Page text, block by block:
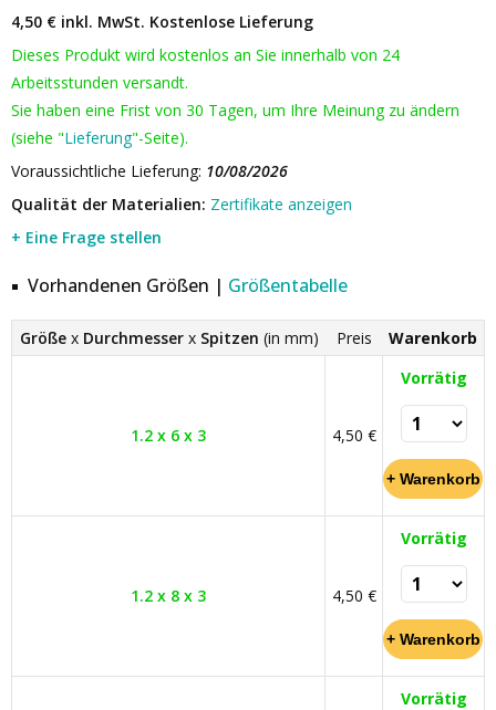
4,50 € inkl. MwSt. Kostenlose Lieferung
Dieses Produkt wird kostenlos an Sie innerhalb von 24
Arbeitsstunden versandt.
Sie haben eine Frist von 30 Tagen, um Ihre Meinung zu ändern
(siehe "Lieferung"-Seite).
Voraussichtliche Lieferung: 10/08/2026
Qualität der Materialien: Zertifikate anzeigen
+ Eine Frage stellen
Vorhandenen Größen | Größentabelle
Größe x Durchmesser x Spitzen (in mm) Preis Warenkorb
1.2 x 6 x 3 4,50 €
Vorrätig
1.2 x 8 x 3 4,50 €
Vorrätig
Vorrätig